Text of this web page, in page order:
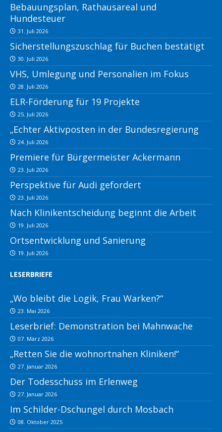
Bebauungsplan, Rathausareal und
Hundesteuer
31. Juli 2026
Sicherstellungszuschlag für Buchen bestätigt
30. Juli 2026
VHS, Umlegung und Personalien im Fokus
28. Juli 2026
ELR-Förderung für 19 Projekte
25. Juli 2026
„Echter Aktivposten in der Bundesregierung
24. Juli 2026
Premiere für Bürgermeister Ackermann
23. Juli 2026
Perspektive für Audi gefordert
23. Juli 2026
Nach Klinikentscheidung beginnt die Arbeit
19. Juli 2026
Ortsentwicklung und Sanierung
19. Juli 2026
LESERBRIEFE
„Wo bleibt die Logik, Frau Warken?“
23. Mai 2026
Leserbrief: Demonstration bei Mahnwache
07. März 2026
„Retten Sie die wohnortnahen Kliniken!“
27. Januar 2026
Der Todesschuss im Erlenweg
27. Januar 2026
Im Schilder-Dschungel durch Mosbach
08. Oktober 2025